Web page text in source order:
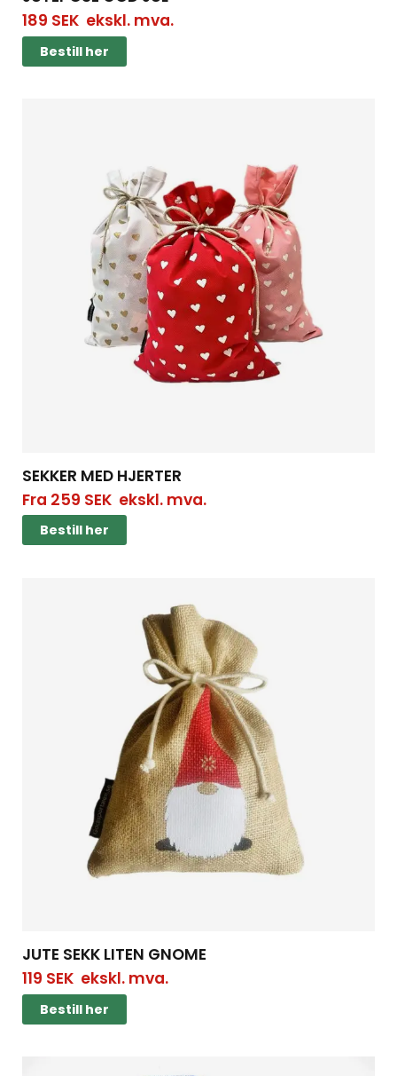
189 SEKekskl. mva.
Bestill her
SEKKER MED HJERTER
Fra 259 SEKekskl. mva.
Bestill her
JUTE SEKK LITEN GNOME
119 SEKekskl. mva.
Bestill her